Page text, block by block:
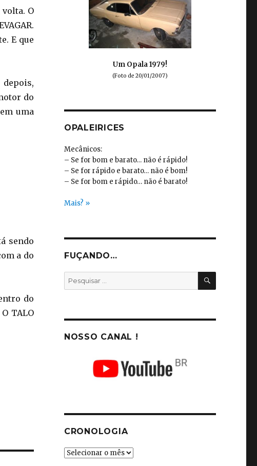
O
E que
do
uma
sendo
a do
do
TALO
Um Opala 1979!
(Foto de 20/01/2007)
OPALEIRICES
Mecânicos:
– Se for bom e barato… não é rápido!
– Se for rápido e barato… não é bom!
– Se for bom e rápido… não é barato!
Mais? »
FUÇANDO…
Pesquisar
por:
NOSSO CANAL !
CRONOLOGIA
Cronologia